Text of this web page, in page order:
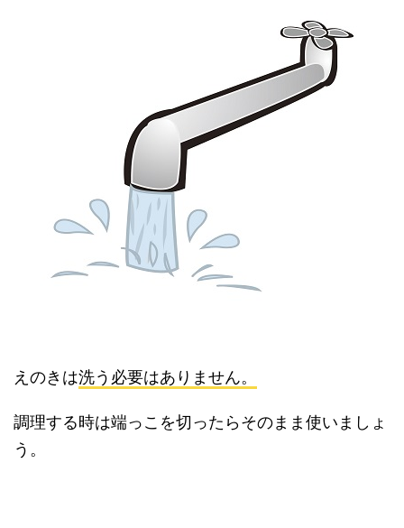
えのきは洗う必要はありません。
調理する時は端っこを切ったらそのまま使いましょ
う。